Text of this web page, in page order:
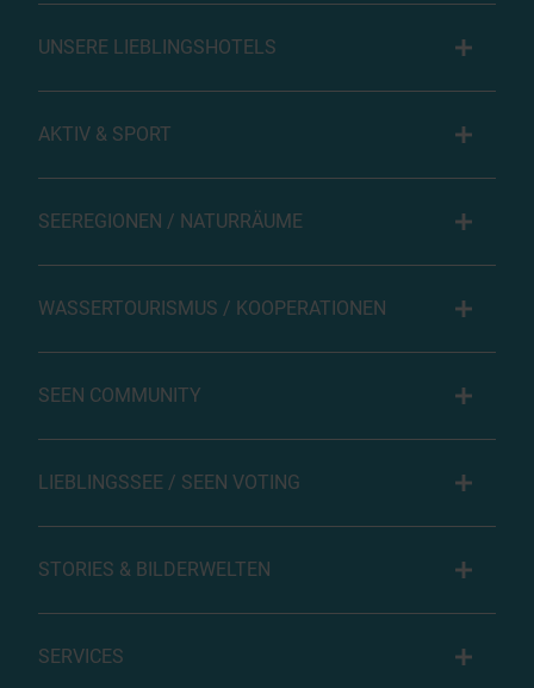
UNSERE LIEBLINGSHOTELS
AKTIV & SPORT
SEEREGIONEN / NATURRÄUME
WASSERTOURISMUS / KOOPERATIONEN
SEEN COMMUNITY
LIEBLINGSSEE / SEEN VOTING
STORIES & BILDERWELTEN
SERVICES